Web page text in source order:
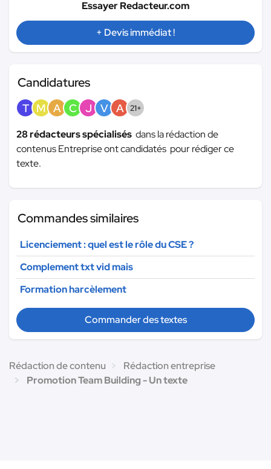
Essayer Redacteur.com
+ Devis immédiat !
Candidatures
T M A C J V A 21+
28 rédacteurs spécialisés dans la rédaction de
contenus Entreprise ont candidatés pour rédiger ce
texte.
Commandes similaires
Licenciement : quel est le rôle du CSE ?
Complement txt vid mais
Formation harcèlement
Commander des textes
Rédaction de contenu
Rédaction entreprise
Promotion Team Building - Un texte